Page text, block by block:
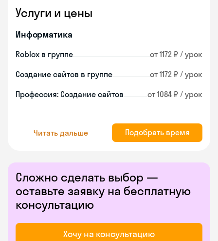
Услуги и цены
Информатика
Roblox в группе от 1172 ₽ / урок
Создание сайтов в группе от 1172 ₽ / урок
Профессия: Создание сайтов от 1084 ₽ / урок
Читать дальше Подобрать время
Сложно сделать выбор —
оставьте заявку на бесплатную
консультацию
Хочу на консультацию